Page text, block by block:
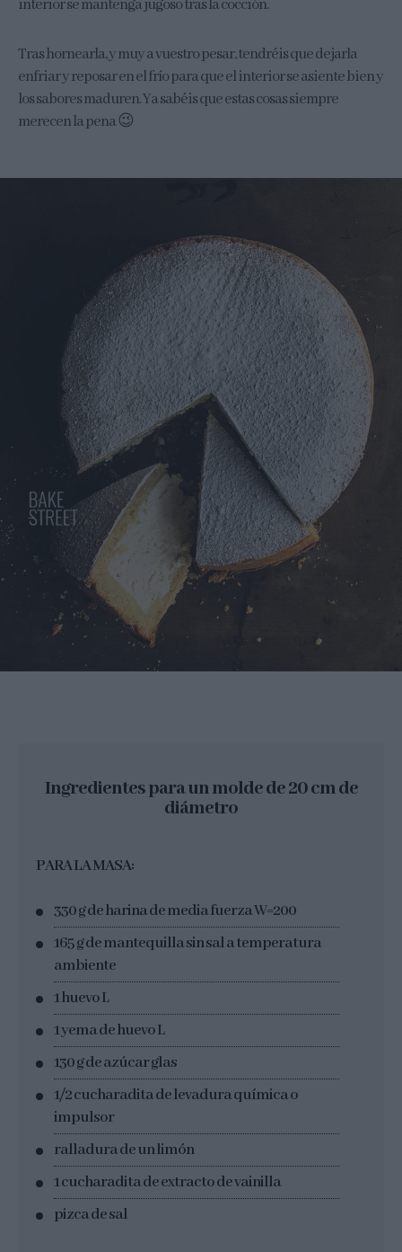
interior se mantenga jugoso tras la cocción.
Tras hornearla, y muy a vuestro pesar, tendréis que dejarla
enfriar y reposar en el frío para que el interior se asiente bien y
los sabores maduren. Ya sabéis que estas cosas siempre
merecen la pena 😉
Ingredientes para un molde de 20 cm de
diámetro
PARA LA MASA:
330 g de harina de media fuerza W=200
165 g de mantequilla sin sal a temperatura
ambiente
1 huevo L
1 yema de huevo L
130 g de azúcar glas
1/2 cucharadita de levadura química o
impulsor
ralladura de un limón
1 cucharadita de extracto de vainilla
pizca de sal